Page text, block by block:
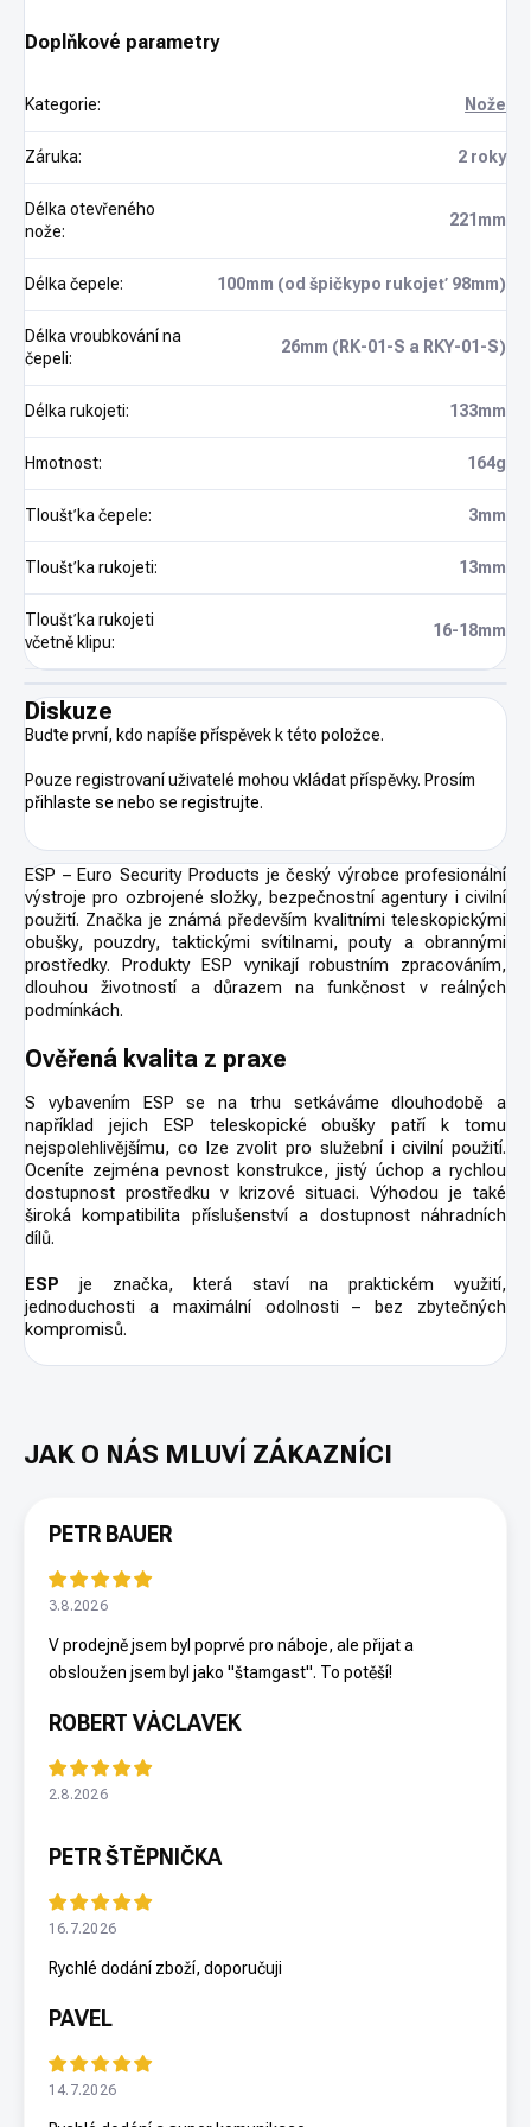
Doplňkové parametry
Kategorie: Nože
Záruka: 2 roky
Délka otevřeného
nože:
221mm
Délka čepele: 100mm (od špičkypo rukojeť 98mm)
Délka vroubkování na
čepeli:
26mm (RK-01-S a RKY-01-S)
Délka rukojeti: 133mm
Hmotnost: 164g
Tloušťka čepele: 3mm
Tloušťka rukojeti: 13mm
Tloušťka rukojeti
včetně klipu:
16-18mm
Diskuze
Buďte první, kdo napíše příspěvek k této položce.
Pouze registrovaní uživatelé mohou vkládat příspěvky. Prosím
přihlaste se nebo se registrujte.
ESP – Euro Security Products je český výrobce profesionální
výstroje pro ozbrojené složky, bezpečnostní agentury i civilní
použití. Značka je známá především kvalitními teleskopickými
obušky, pouzdry, taktickými svítilnami, pouty a obrannými
prostředky. Produkty ESP vynikají robustním zpracováním,
dlouhou životností a důrazem na funkčnost v reálných
podmínkách.
Ověřená kvalita z praxe
S vybavením ESP se na trhu setkáváme dlouhodobě a
například jejich ESP teleskopické obušky patří k tomu
nejspolehlivějšímu, co lze zvolit pro služební i civilní použití.
Oceníte zejména pevnost konstrukce, jistý úchop a rychlou
dostupnost prostředku v krizové situaci. Výhodou je také
široká kompatibilita příslušenství a dostupnost náhradních
dílů.
ESP je značka, která staví na praktickém využití,
jednoduchosti a maximální odolnosti – bez zbytečných
kompromisů.
PETR BAUER
3.8.2026
V prodejně jsem byl poprvé pro náboje, ale přijat a
obsloužen jsem byl jako "štamgast". To potěší!
ROBERT VÁCLAVEK
2.8.2026
PETR ŠTĚPNIČKA
16.7.2026
Rychlé dodání zboží, doporučuji
PAVEL
14.7.2026